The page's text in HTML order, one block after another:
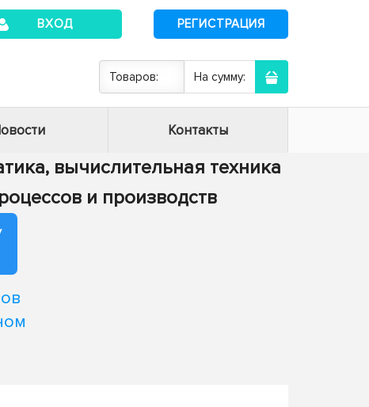
ВХОД РЕГИСТРАЦИЯ
Товаров: На сумму:
Контакты
вычислительная техника
и производств